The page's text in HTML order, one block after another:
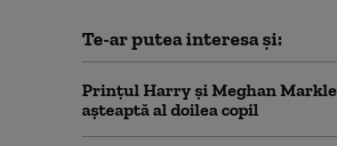
Te-ar putea interesa și:
Prinţul Harry şi Meghan Markle
aşteaptă al doilea copil